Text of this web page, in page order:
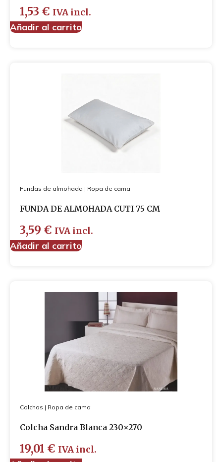
1,53 € IVA incl.
Añadir al carrito
Fundas de almohada | Ropa de cama
FUNDA DE ALMOHADA CUTI 75 CM
3,59 € IVA incl.
Añadir al carrito
Colchas | Ropa de cama
Colcha Sandra Blanca 230×270
19,01 € IVA incl.